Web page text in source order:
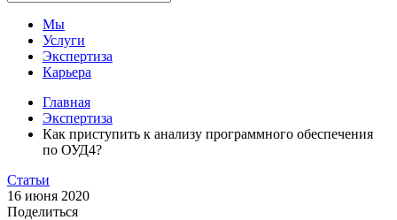
Мы
Услуги
Экспертиза
Карьера
Главная
Экспертиза
Как приступить к анализу программного обеспечения
по ОУД4?
Статьи
16 июня 2020
Поделиться